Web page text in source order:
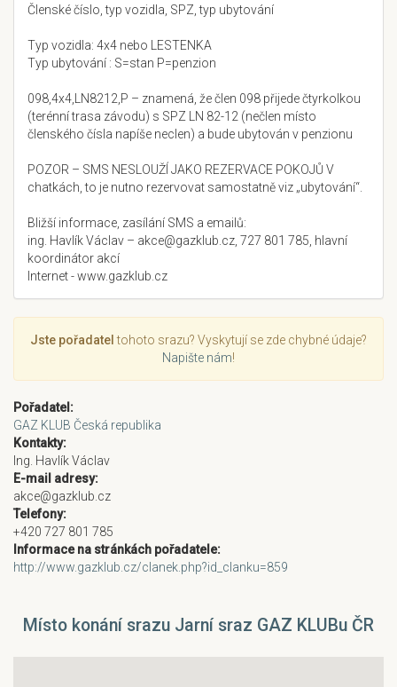
Členské číslo, typ vozidla, SPZ, typ ubytování
Typ vozidla: 4x4 nebo LESTENKA
Typ ubytování : S=stan P=penzion
098,4x4,LN8212,P – znamená, že člen 098 přijede čtyrkolkou
(terénní trasa závodu) s SPZ LN 82-12 (nečlen místo
členského čísla napíše neclen) a bude ubytován v penzionu
POZOR – SMS NESLOUŽÍ JAKO REZERVACE POKOJŮ V
chatkách, to je nutno rezervovat samostatně viz „ubytování“.
Bližší informace, zasílání SMS a emailů:
ing. Havlík Václav – akce@gazklub.cz, 727 801 785, hlavní
koordinátor akcí
Internet - www.gazklub.cz
Jste pořadatel tohoto srazu? Vyskytují se zde chybné údaje?
Napište nám!
Pořadatel:
GAZ KLUB Česká republika
Kontakty:
Ing. Havlík Václav
E-mail adresy:
akce@gazklub.cz
Telefony:
+420 727 801 785
Informace na stránkách pořadatele:
http://www.gazklub.cz/clanek.php?id_clanku=859
Místo konání srazu Jarní sraz GAZ KLUBu ČR